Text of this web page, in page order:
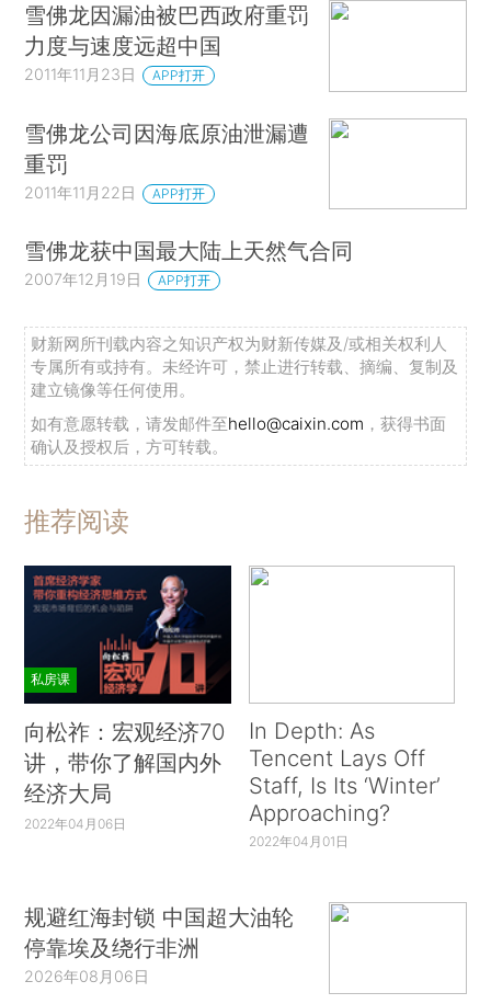
雪佛龙因漏油被巴西政府重罚
力度与速度远超中国
2011年11月23日 APP打开
雪佛龙公司因海底原油泄漏遭
重罚
2011年11月22日 APP打开
雪佛龙获中国最大陆上天然气合同
2007年12月19日 APP打开
财新网所刊载内容之知识产权为财新传媒及/或相关权利人
专属所有或持有。未经许可，禁止进行转载、摘编、复制及
建立镜像等任何使用。
如有意愿转载，请发邮件至hello@caixin.com ，获得书面
确认及授权后，方可转载。
推荐阅读
私房课
向松祚：宏观经济70
讲，带你了解国内外
经济大局
2022年04月06日
In Depth: As
Tencent Lays Off
Staff, Is Its ‘Winter’
Approaching?
2022年04月01日
规避红海封锁 中国超大油轮
停靠埃及绕行非洲
2026年08月06日